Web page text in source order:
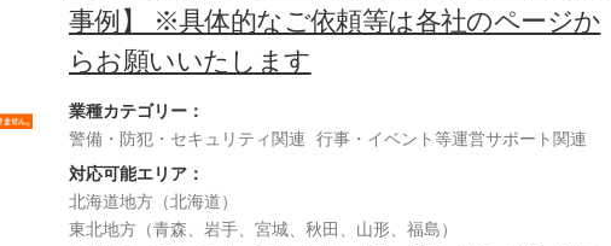
事例】 ※具体的なご依頼等は各社のページか
らお願いいたします
業種カテゴリー：
警備・防犯・セキュリティ関連
行事・イベント等運営サポート関連
対応可能エリア：
北海道地方（北海道）
東北地方（青森、岩手、宮城、秋田、山形、福島）